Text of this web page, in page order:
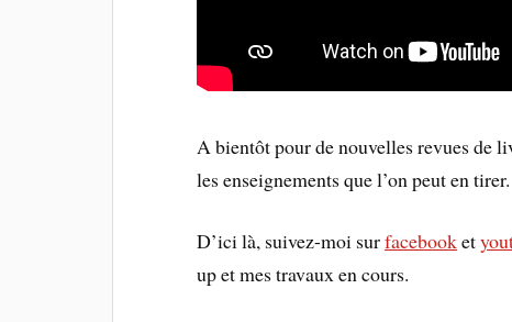
A bientôt pour de nouvelles revues de
les enseignements que l’on peut en tirer.
D’ici là, suivez-moi surfacebooket
up et mes travaux en cours.